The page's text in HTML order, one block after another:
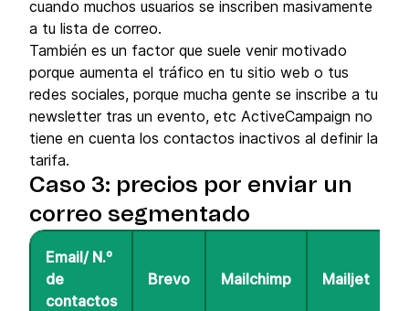
cuando muchos usuarios se inscriben masivamente
a tu lista de correo.
También es un factor que suele venir motivado
porque aumenta el tráfico en tu sitio web o tus
redes sociales, porque mucha gente se inscribe a tu
newsletter tras un evento, etc ActiveCampaign no
tiene en cuenta los contactos inactivos al definir la
tarifa.
Caso 3: precios por enviar un
correo segmentado
Email/ N.º
de
contactos
Brevo Mailchimp Mailjet